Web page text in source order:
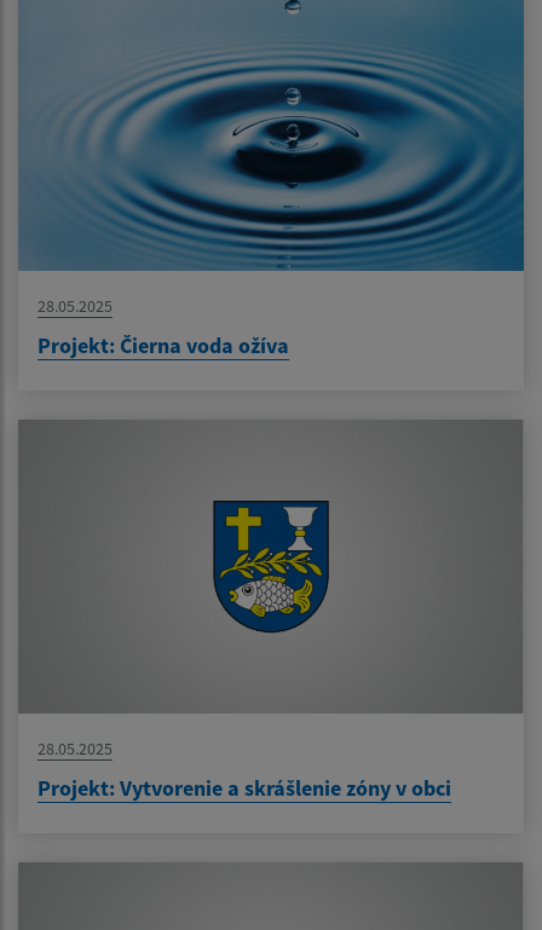
28.05.2025
Projekt: Čierna voda ožíva
28.05.2025
Projekt: Vytvorenie a skrášlenie zóny v obci